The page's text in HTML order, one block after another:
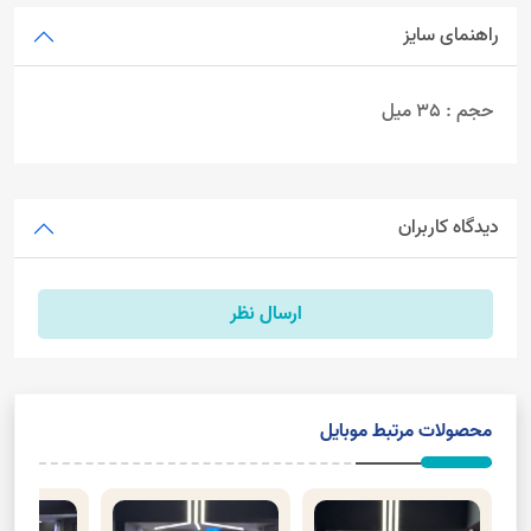
راهنمای سایز
حجم : 35 میل
دیدگاه کاربران
ارسال نظر
محصولات مرتبط موبایل